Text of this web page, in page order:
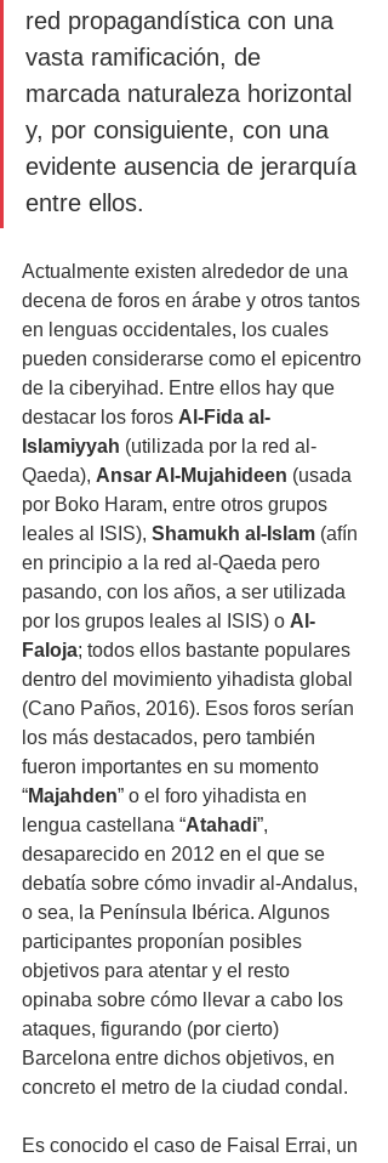
red propagandística con una
vasta ramificación, de
marcada naturaleza horizontal
y, por consiguiente, con una
evidente ausencia de jerarquía
entre ellos.
Actualmente existen alrededor de una
decena de foros en árabe y otros tantos
en lenguas occidentales, los cuales
pueden considerarse como el epicentro
de la ciberyihad. Entre ellos hay que
destacar los foros Al-Fida al-
Islamiyyah (utilizada por la red al-
Qaeda), Ansar Al-Mujahideen (usada
por Boko Haram, entre otros grupos
leales al ISIS), Shamukh al-Islam (afín
en principio a la red al-Qaeda pero
pasando, con los años, a ser utilizada
por los grupos leales al ISIS) o Al-
Faloja; todos ellos bastante populares
dentro del movimiento yihadista global
(Cano Paños, 2016). Esos foros serían
los más destacados, pero también
fueron importantes en su momento
“Majahden” o el foro yihadista en
lengua castellana “Atahadi”,
desaparecido en 2012 en el que se
debatía sobre cómo invadir al-Andalus,
o sea, la Península Ibérica. Algunos
participantes proponían posibles
objetivos para atentar y el resto
opinaba sobre cómo llevar a cabo los
ataques, figurando (por cierto)
Barcelona entre dichos objetivos, en
concreto el metro de la ciudad condal.
Es conocido el caso de Faisal Errai, un